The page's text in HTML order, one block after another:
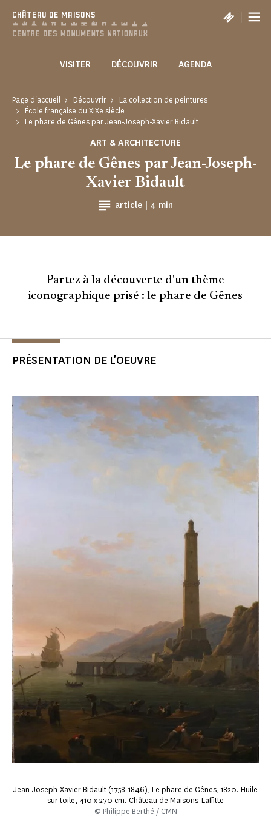
CHÂTEAU DE MAISONS |
VISITER DÉCOUVRIR AGENDA
Page d'accueil Découvrir
La collection de peintures
École française du XIXe siècle
Le phare de Gênes par Jean-Joseph-Xavier Bidault
ART & ARCHITECTURE
article | Temps de Lecture
4 min
Le phare de Gênes par Jean-Joseph-
Xavier Bidault
Partez à la découverte d'un thème
iconographique prisé : le phare de Gênes
PRÉSENTATION DE L'OEUVRE
Jean-Joseph-Xavier Bidault (1758-1846), Le phare de Gênes, 1820. Huile
sur toile, 410 x 270 cm. Château de Maisons-Laffitte
© Philippe Berthé / CMN